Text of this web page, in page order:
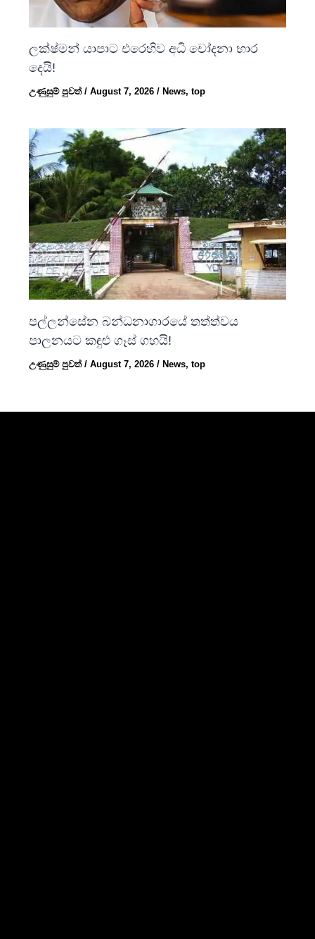
ලක්ෂ්මන් යාපාට එරෙහිව අධි චෝදනා භාර
දෙයි!
උණුසුම් පුවත්/August 7, 2026/ News,top
පල්ලන්සේන බන්ධනාගාරයේ තත්ත්වය
පාලනයට කඳුළු ගෑස් ගහයි!
උණුසුම් පුවත්/August 7, 2026/ News,top